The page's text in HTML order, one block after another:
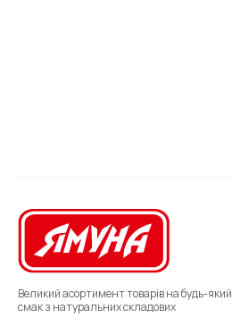
Великий асортимент товарів на будь-який
смак з натуральних складових